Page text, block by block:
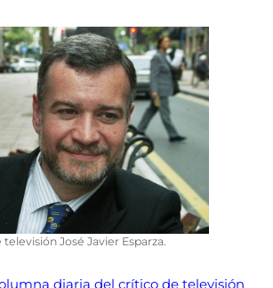
televisión José Javier Esparza.
diaria del crítico de televisión